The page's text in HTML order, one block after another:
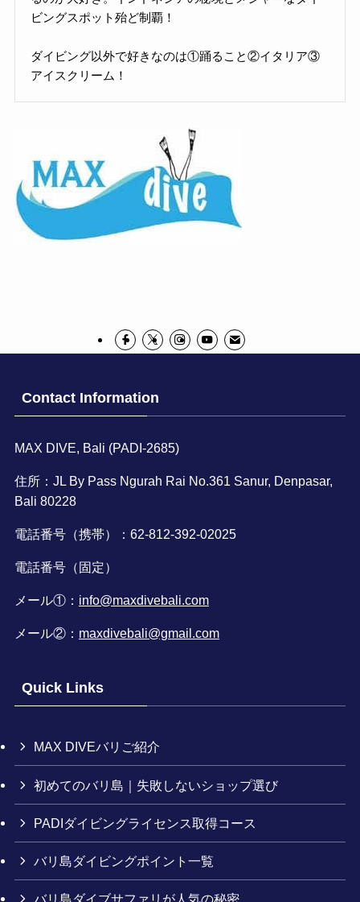
ビングスポット殆ど制覇！
ダイビング以外で好きなのは①踊ること②イタリア③
アイスクリーム！
Contact Information
MAX DIVE, Bali (PADI-2685)
住所：JL By Pass Ngurah Rai No.361 Sanur, Denpasar,
Bali 80228
電話番号（携帯）：62-812-392-02025
電話番号（固定）
メール①： info@maxdivebali.com
メール②： maxdivebali@gmail.com
Quick Links
MAX DIVEバリご紹介
初めてのバリ島｜失敗しないショップ選び
PADIダイビングライセンス取得コース
バリ島ダイビングポイント一覧
バリ島ダイブサファリが人気の秘密